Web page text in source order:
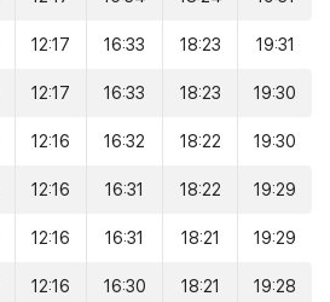
12:17 16:33 18:23 19:31
12:17 16:33 18:23 19:30
12:16 16:32 18:22 19:30
12:16 16:31 18:22 19:29
12:16 16:31 18:21 19:29
12:16 16:30 18:21 19:28